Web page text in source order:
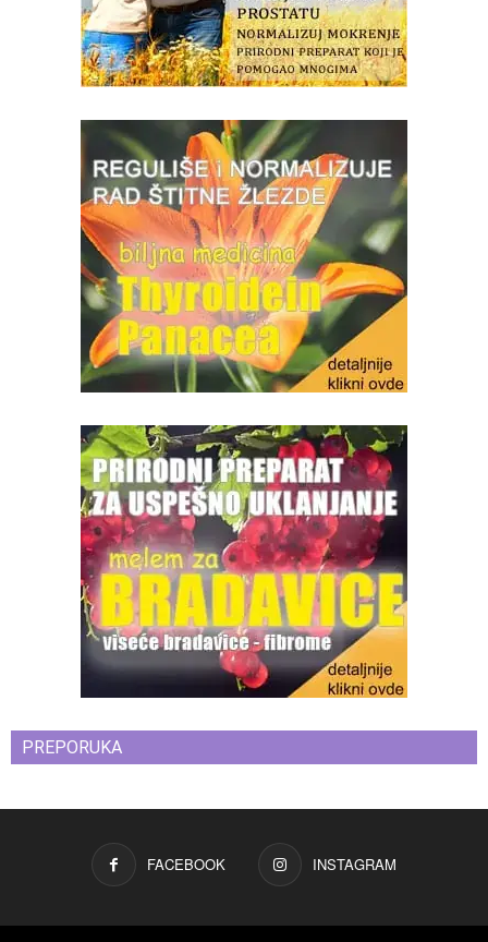
PREPORUKA
FACEBOOK INSTAGRAM